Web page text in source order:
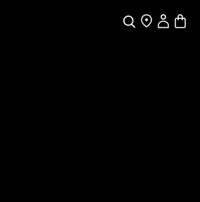
Søk
Finn enMin Konto